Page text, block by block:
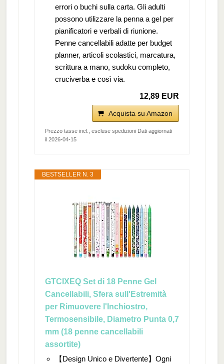
errori o buchi sulla carta. Gli adulti
possono utilizzare la penna a gel per
pianificatori e verbali di riunione.
Penne cancellabili adatte per budget
planner, articoli scolastici, marcatura,
scrittura a mano, sudoku completo,
cruciverba e così via.
12,89 EUR
Acquista su Amazon
Prezzo tasse incl., escluse spedizioni Dati aggiornati
il 2026-04-15
BESTSELLER N. 3
GTCIXEQ Set di 18 Penne Gel
Cancellabili, Sfera sull'Estremità
per Rimuovere l'Inchiostro,
Termosensibile, Diametro Punta 0,7
mm (18 penne cancellabili
assortite)
【Design Unico e Divertente】Ogni